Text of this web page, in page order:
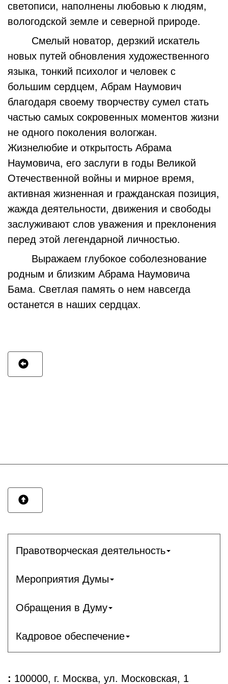
светописи, наполнены любовью к людям,
вологодской земле и северной природе.
Смелый новатор, дерзкий искатель
новых путей обновления художественного
языка, тонкий психолог и человек с
большим сердцем, Абрам Наумович
благодаря своему творчеству сумел стать
частью самых сокровенных моментов жизни
не одного поколения вологжан.
Жизнелюбие и открытость Абрама
Наумовича, его заслуги в годы Великой
Отечественной войны и мирное время,
активная жизненная и гражданская позиция,
жажда деятельности, движения и свободы
заслуживают слов уважения и преклонения
перед этой легендарной личностью.
Выражаем глубокое соболезнование
родным и близким Абрама Наумовича
Бама. Светлая память о нем навсегда
останется в наших сердцах.
Правотворческая деятельность
Мероприятия Думы
Обращения в Думу
Кадровое обеспечение
: 100000, г. Москва, ул. Московская, 1